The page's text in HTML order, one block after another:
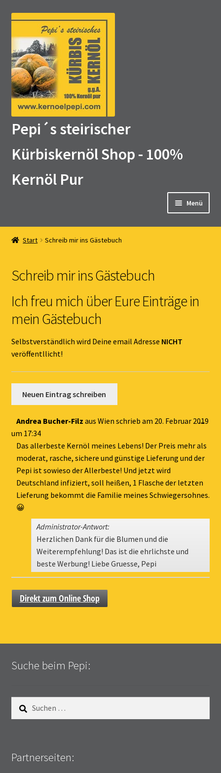
Zur
Navigation
springen
Zum
springen
Pepi´s steirischer
Kürbiskernöl Shop - 100%
Kernöl Pur
Menü
Home
Kernöl Pepi
Übers Kernöl
Kontakt
Gästebuch
Start Schreib mir ins Gästebuch
Schreib mir ins Gästebuch
Ich freu mich über Eure Einträge in
mein Gästebuch
Selbstverständlich wird Deine email Adresse NICHT
veröffentllicht!
Andrea Bucher-Filz aus Wien schrieb am 20. Februar 2019
um 17:34
Das allerbeste Kernöl meines Lebens! Der Preis mehr als
moderat, rasche, sichere und günstige Lieferung und der
Pepi ist sowieso der Allerbeste! Und jetzt wird
Deutschland infiziert, soll heißen, 1 Flasche der letzten
Lieferung bekommt die Familie meines Schwiegersohnes.
😀
Administrator-Antwort:
Herzlichen Dank für die Blumen und die
Weiterempfehlung! Das ist die ehrlichste und
beste Werbung! Liebe Gruesse, Pepi
...
Direkt zum Online Shop
Suche beim Pepi:
nach:
Partnerseiten: